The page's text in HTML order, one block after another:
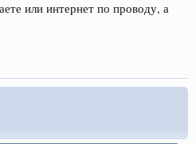
или интернет по проводу, а